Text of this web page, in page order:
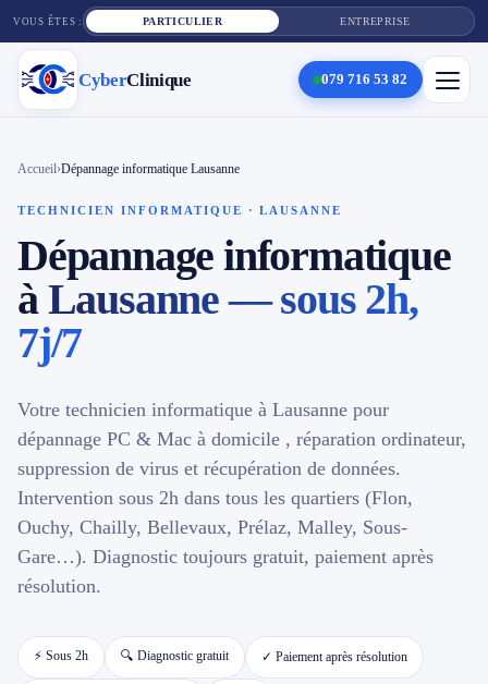
VOUS ÊTES : PARTICULIER ENTREPRISE
CyberClinique 079 716 53 82
Cyber Clinique
Services
Réparation téléphone
Tarifs
Contact
📱 Réparation téléphone par marque
Région d'Yverdon
Accueil›Dépannage informatique Lausanne
TECHNICIEN INFORMATIQUE · LAUSANNE
Dépannage informatique
àLausanne — sous 2h,
7j/7
Votre technicien informatique à Lausanne pour
dépannage PC & Mac à domicile , réparation ordinateur,
suppression de virus et récupération de données.
Intervention sous 2h dans tous les quartiers (Flon,
Ouchy, Chailly, Bellevaux, Prélaz, Malley, Sous-
Gare…). Diagnostic toujours gratuit, paiement après
résolution.
⚡ Sous 2h 🔍 Diagnostic gratuit ✓ Paiement après résolution